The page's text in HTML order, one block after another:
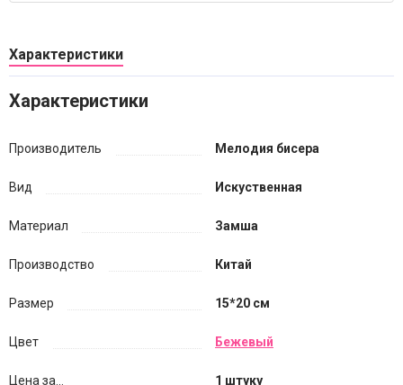
Характеристики
Характеристики
Производитель Мелодия бисера
Вид Искуственная
Материал Замша
Производство Китай
Размер 15*20 см
Цвет Бежевый
Цена за... 1 штуку